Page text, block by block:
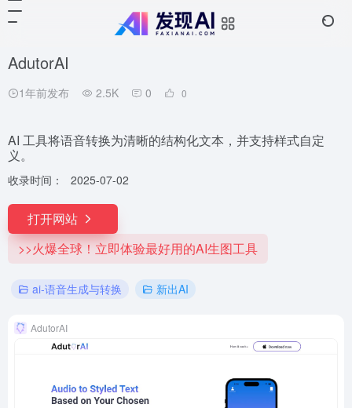
AdutorAI
1年前发布 2.5K 0 0
AI 工具将语音转换为清晰的结构化文本，并支持样式自定
义。
收录时间： 2025-07-02
打开网站
>>火爆全球！立即体验最好用的AI生图工具
ai-语音生成与转换 新出AI
AdutorAI